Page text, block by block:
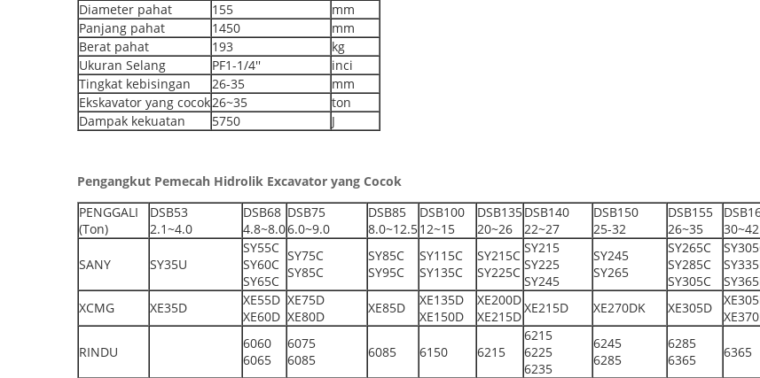
Diameter pahat
155
mm
Panjang pahat
1450
mm
Berat pahat
193
kg
Ukuran Selang
PF1-1/4''
inci
Tingkat kebisingan
26-35
mm
Ekskavator yang cocok26~35
ton
Dampak kekuatan
5750 J
Pengangkut Pemecah Hidrolik Excavator yang Cocok
PENGGALI
(Ton)
DSB53
2.1~4.0
DSB68
4.8~8.0
DSB75
6.0~9.0
DSB85
8.0~12.5
DSB100
12~15
DSB135
20~26
DSB140
22~27
DSB150
25-32
DSB155
26~35
30~42
SANY SY35U
SY55C
SY60C
SY65C
SY75C
SY85C
SY85C
SY95C
SY115C
SY135C
SY215C
SY225C
SY215
SY225
SY245
SY245
SY265
SY265C
SY285C
SY305C
XCMG XE35D
XE55D
XE60D
XE75D
XE80D
XE85D
XE135D
XE150D
XE200D
XE215D
XE215D XE270DK XE305D
RINDU
6060
6065
6075
6085
6085 6150 6215
6215
6225
6235
6245
6285
6285
6365
6365